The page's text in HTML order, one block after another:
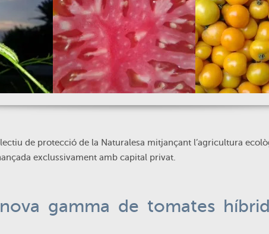
de protecció de la Naturalesa mitjançant l’agricultura
exclussivament amb capital privat.
gamma de tomates